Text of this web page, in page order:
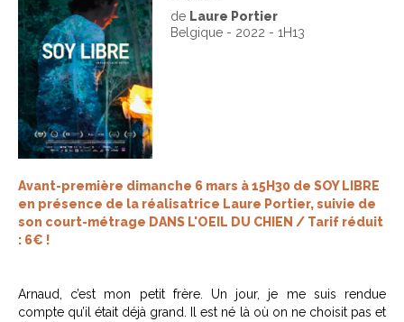
de Laure Portier
Belgique - 2022 - 1H13
Avant-première dimanche 6 mars à 15H30 de SOY LIBRE
en présence de la réalisatrice Laure Portier, suivie de
son court-métrage DANS L'OEIL DU CHIEN / Tarif réduit
: 6€ !
Arnaud, c’est mon petit frère. Un jour, je me suis rendue
compte qu’il était déjà grand. Il est né là où on ne choisit pas et